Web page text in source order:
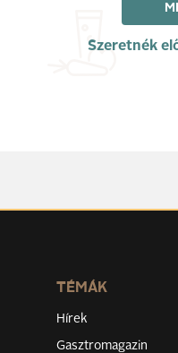
Szeretnék
TÉMÁK
Hírek
Gasztromagazin